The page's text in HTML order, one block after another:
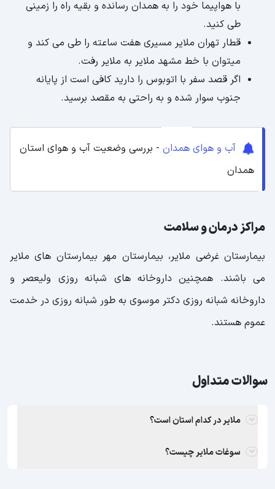
با هواپیما خود را به همدان رسانده و بقیه راه را زمینی
طی کنید.
قطار تهران ملایر مسیری هفت ساعته را طی می کند و
میتوان با خط مشهد ملایر به ملایر رفت.
اگر قصد سفر با اتوبوس را دارید کافی است از پایانه
جنوب سوار شده و به راحتی به مقصد برسید.
آب و هوای همدان - بررسی وضعیت آب و هوای استان
همدان
مراکز درمان و سلامت
بیمارستان غرضی ملایر، بیمارستان مهر بیمارستان های ملایر
می باشند. همچنین داروخانه های شبانه روزی ولیعصر و
داروخانه شبانه روزی دکتر موسوی به طور شبانه روزی در خدمت
عموم هستند.
سوالات متداول
ملایر در کدام استان است؟
سوغات ملایر چیست؟